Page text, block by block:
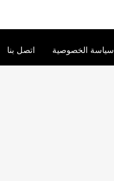
سياسة الخصوصية اتصل بنا